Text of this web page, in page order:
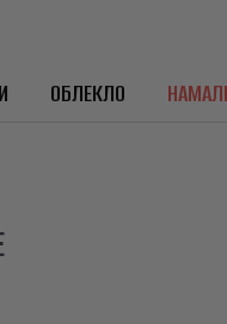
ОБЛЕКЛО